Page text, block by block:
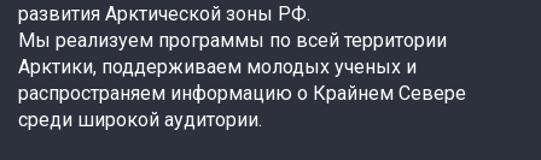
развития Арктической зоны РФ.
Мы реализуем программы по всей территории
Арктики, поддерживаем молодых ученых и
распространяем информацию о Крайнем Севере
среди широкой аудитории.